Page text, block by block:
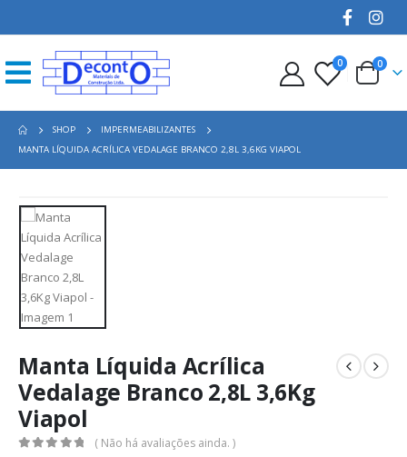
0 0
SHOP
IMPERMEABILIZANTES
MANTA LÍQUIDA ACRÍLICA VEDALAGE BRANCO 2,8L 3,6KG VIAPOL
Manta Líquida Acrílica
Vedalage Branco 2,8L 3,6Kg
Viapol
( Não há avaliações ainda. )